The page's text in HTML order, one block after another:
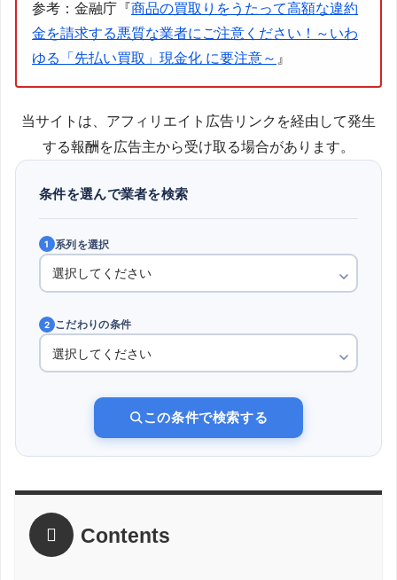
参考：金融庁『商品の買取りをうたって高額な違約
金を請求する悪質な業者にご注意ください！～いわ
ゆる「先払い買取」現金化 に要注意～ 』
当サイトは、アフィリエイト広告リンクを経由して発生
する報酬を広告主から受け取る場合があります。
条件を選んで業者を検索
1 系列を選択
2 こだわりの条件
この条件で検索する
Contents